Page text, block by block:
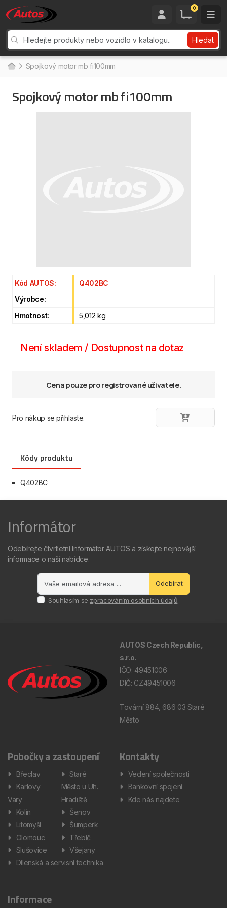
0
Hledat
Spojkový motor mb fi100mm
Spojkový motor mb fi100mm
Kód AUTOS:
Q402BC
Výrobce:
Hmotnost:
5,012 kg
Není skladem / Dostupnost na dotaz
Cena pouze pro registrované uživatele.
Pro nákup se přihlaste.
Kódy produktu
Q402BC
Informátor
Odebírejte čtvrtletní Informátor AUTOS a získejte nejnovější
informace o naší nabídce.
Odebírat
Souhlasím se zpracováním osobních údajů.
AUTOS Czech Republic,
s.r.o.
IČO: 49451006
DIČ: CZ49451006
Tovární 884, 686 03 Staré
Město
Pobočky a zastoupení
Břeclav
Karlovy
Vary
Kolín
Litomyšl
Olomouc
Slušovice
Staré
Město u Uh.
Hradiště
Šenov
Šumperk
Třebíč
Všejany
Dílenská a servisní technika
Kontakty
Vedení společnosti
Bankovní spojení
Kde nás najdete
Informace